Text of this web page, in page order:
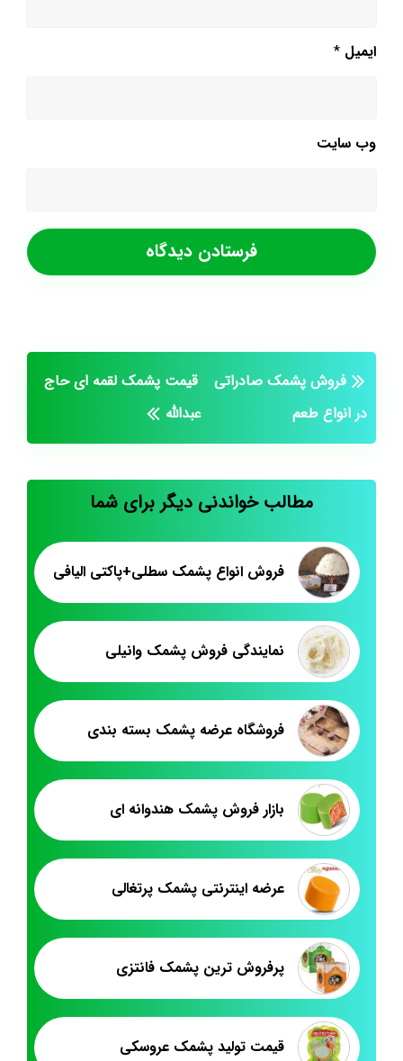
ایمیل *
وب‌ سایت
فروش پشمک صادراتی
در انواع طعم
قیمت پشمک لقمه ای حاج
عبدالله
مطالب خواندنی دیگر برای شما
فروش انواع پشمک سطلی+پاکتی الیافی
نمایندگی فروش پشمک وانیلی
فروشگاه عرضه پشمک بسته بندی
بازار فروش پشمک هندوانه ای
عرضه اینترنتی پشمک پرتغالی
پرفروش ترین پشمک فانتزی
قیمت تولید پشمک عروسکی